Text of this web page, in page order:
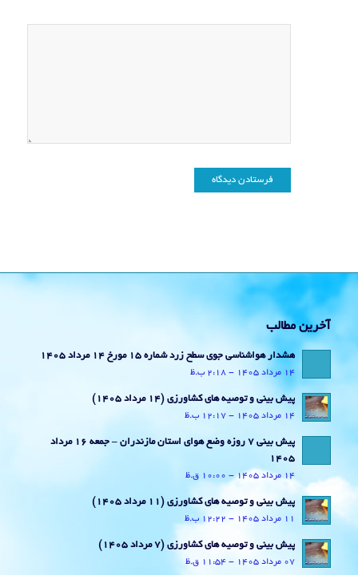
آخرین مطالب
هشدار هواشناسی جوی سطح زرد شماره 15 مورخ 14 مرداد 1405
14 مرداد 1405 - 2:18 ب.ظ
پیش بینی و توصیه های کشاورزی (14 مرداد ۱۴۰۵)
14 مرداد 1405 - 12:17 ب.ظ
پیش بینی 7 روزه وضع هوای استان مازندران – جمعه 16 مرداد
1405
14 مرداد 1405 - 10:00 ق.ظ
پیش بینی و توصیه های کشاورزی (11 مرداد ۱۴۰۵)
11 مرداد 1405 - 12:22 ب.ظ
پیش بینی و توصیه های کشاورزی (7 مرداد ۱۴۰۵)
07 مرداد 1405 - 11:54 ق.ظ